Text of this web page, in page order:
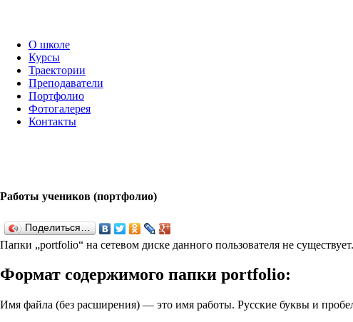
О школе
Курсы
Траектории
Преподаватели
Портфолио
Фотогалерея
Контакты
Работы учеников (портфолио)
Поделиться…
Папки „port­fo­lio“ на сетевом диске данного пользователя не
Формат содержимого папки port­fo­lio:
Имя файла (без расширения) — это имя работы. Русские буквы и